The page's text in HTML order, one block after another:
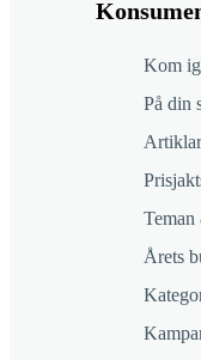
Kom
På din
Artiklar
Årets